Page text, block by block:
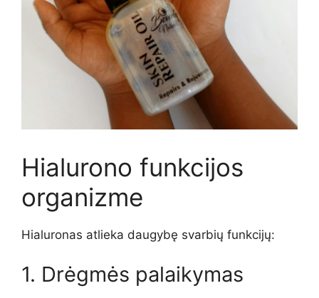
Hialurono funkcijos
organizme
Hialuronas atlieka daugybę svarbių funkcijų:
1. Drėgmės palaikymas